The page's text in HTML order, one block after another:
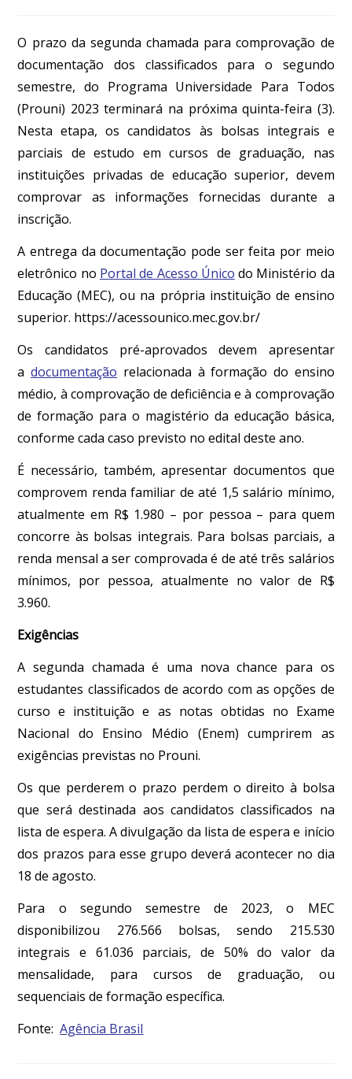
O prazo da segunda chamada para comprovação de
documentação dos classificados para o segundo
semestre, do Programa Universidade Para Todos
(Prouni) 2023 terminará na próxima quinta-feira (3).
Nesta etapa, os candidatos às bolsas integrais e
parciais de estudo em cursos de graduação, nas
instituições privadas de educação superior, devem
comprovar as informações fornecidas durante a
inscrição.
A entrega da documentação pode ser feita por meio
eletrônico no Portal de Acesso Único do Ministério da
Educação (MEC), ou na própria instituição de ensino
superior. https://acessounico.mec.gov.br/
Os candidatos pré-aprovados devem apresentar
adocumentação relacionada à formação do ensino
médio, à comprovação de deficiência e à comprovação
de formação para o magistério da educação básica,
conforme cada caso previsto no edital deste ano.
É necessário, também, apresentar documentos que
comprovem renda familiar de até 1,5 salário mínimo,
atualmente em R$ 1.980 – por pessoa – para quem
concorre às bolsas integrais. Para bolsas parciais, a
renda mensal a ser comprovada é de até três salários
mínimos, por pessoa, atualmente no valor de R$
3.960.
Exigências
A segunda chamada é uma nova chance para os
estudantes classificados de acordo com as opções de
curso e instituição e as notas obtidas no Exame
Nacional do Ensino Médio (Enem) cumprirem as
exigências previstas no Prouni.
Os que perderem o prazo perdem o direito à bolsa
que será destinada aos candidatos classificados na
lista de espera. A divulgação da lista de espera e início
dos prazos para esse grupo deverá acontecer no dia
18 de agosto.
Para o segundo semestre de 2023, o MEC
disponibilizou 276.566 bolsas, sendo 215.530
integrais e 61.036 parciais, de 50% do valor da
mensalidade, para cursos de graduação, ou
sequenciais de formação específica.
Fonte:Agência Brasil